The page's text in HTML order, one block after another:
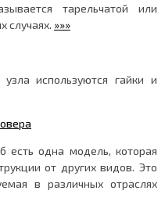
тарельчатой или
случаях. »»»
используются гайки и
есть одна модель, которая
от других видов. Это
в различных отраслях